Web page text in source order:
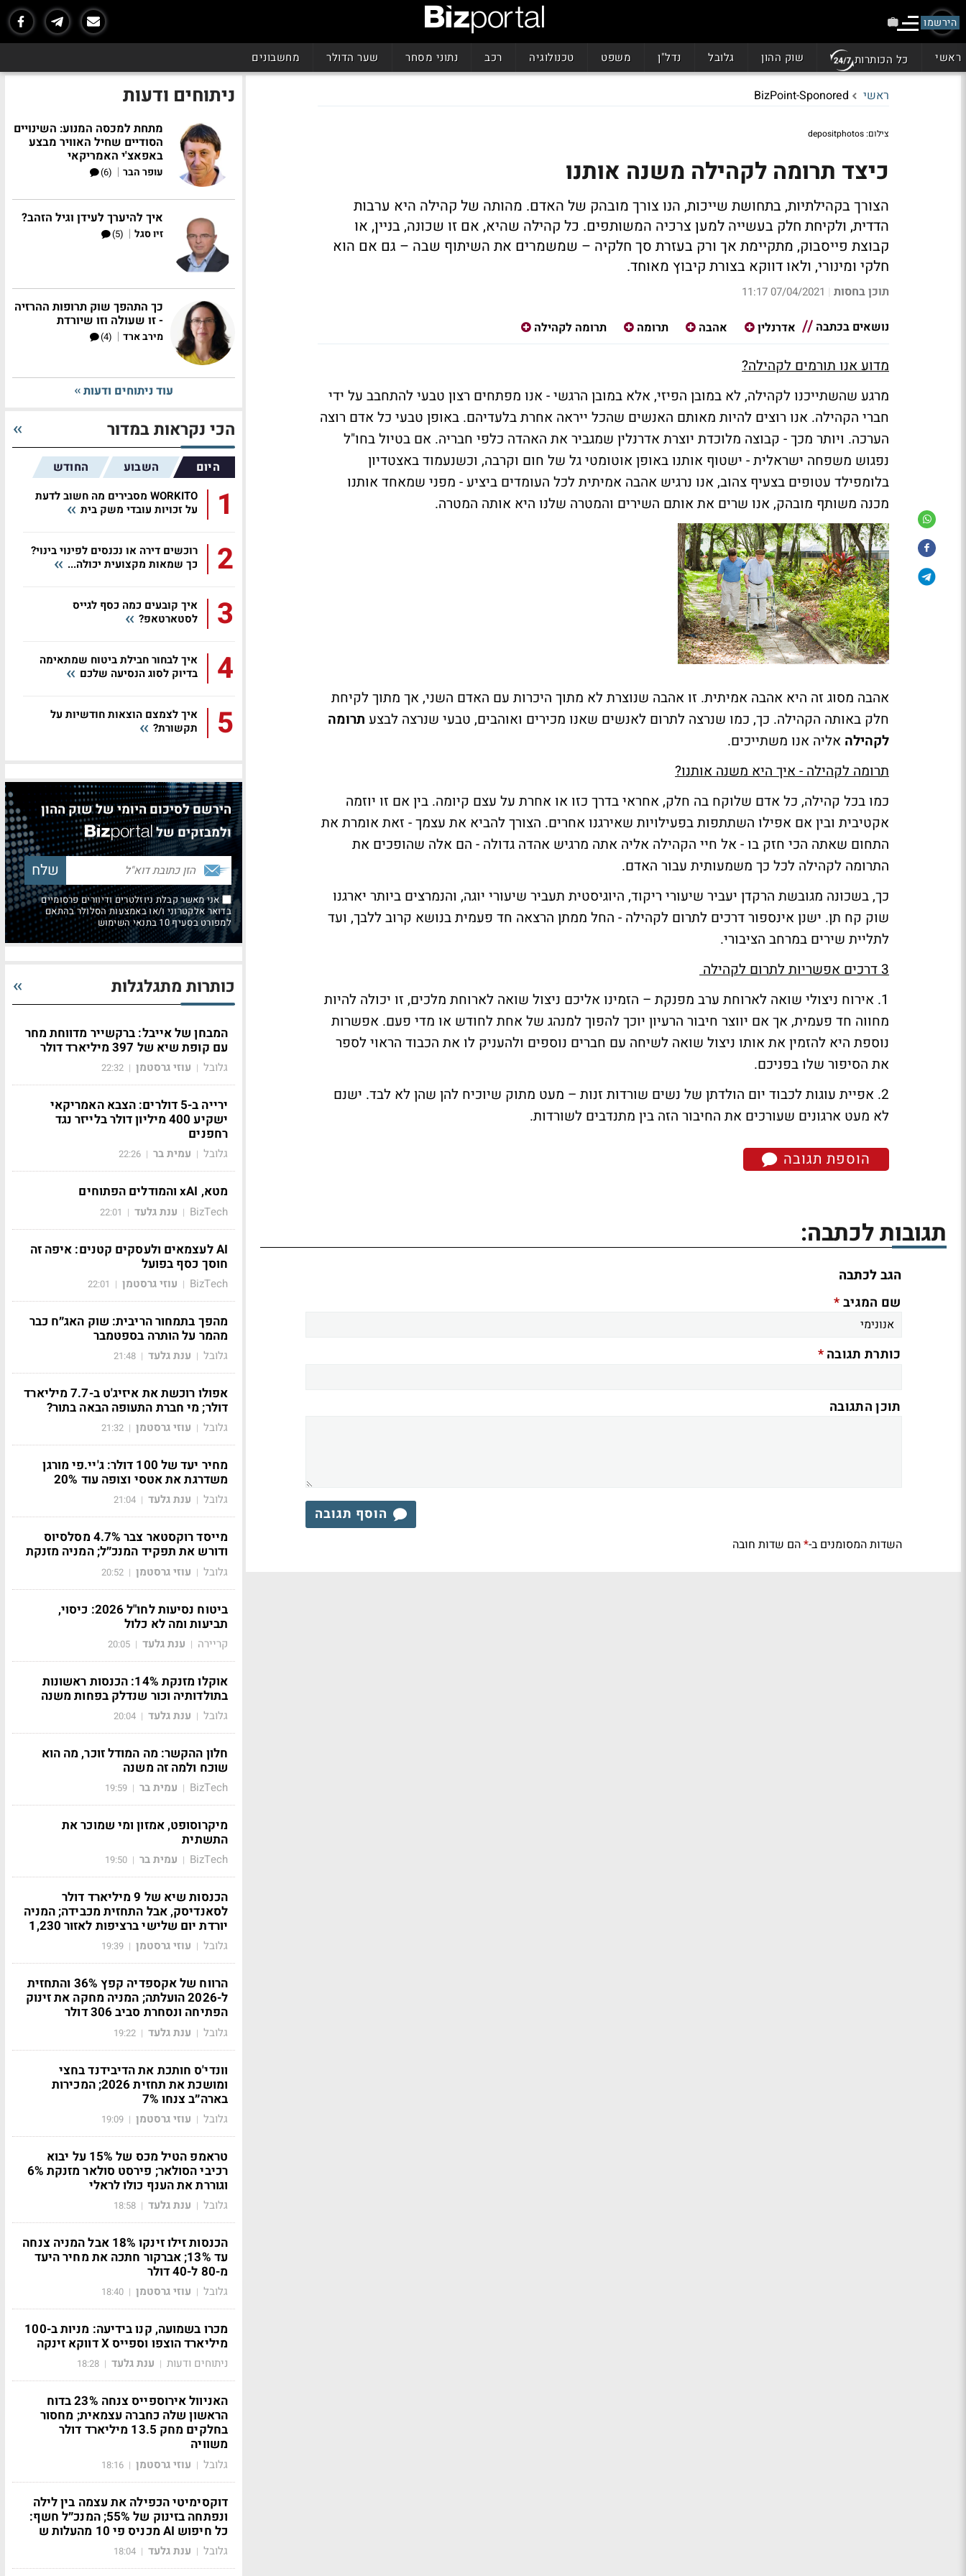
הירשמו
ראשי כל הכותרות שוק ההון גלובל נדל"ן משפט טכנולוגיה רכב נתוני מסחר שער הדולר מחשבונים
ראשי BizPoint-Sponored
צילום: depositphotos
כיצד תרומה לקהילה משנה אותנו
הצורך בקהילתיות, בתחושת שייכות, הנו צורך מובהק של האדם. מהותה של קהילה היא ערבות
הדדית, ולקיחת חלק בעשייה למען צרכיה המשותפים. כל קהילה שהיא, אם זו שכונה, בניין, או
קבוצת פייסבוק, מתקיימת אך ורק בעזרת סך חלקיה – שמשמרים את השיתוף שבה – גם אם הוא
חלקי ומינורי, ולאו דווקא בצורת קיבוץ מאוחד.
תוכן בחסות |
07/04/2021 11:17
נושאים בכתבה אדרנלין אהבה תרומה תרומה לקהילה
מדוע אנו תורמים לקהילה?
מרגע שהשתייכנו לקהילה, לא במובן הפיזי, אלא במובן הרגשי - אנו מפתחים רצון טבעי להתחבב על ידי
חברי הקהילה. אנו רוצים להיות מאותם האנשים שהכל ייראה אחרת בלעדיהם. באופן טבעי כל אדם רוצה
הערכה. ויותר מכך - קבוצה מלוכדת יוצרת אדרנלין שמגביר את האהדה כלפי חבריה. אם בטיול בחו"ל
נפגוש משפחה ישראלית - ישטוף אותנו באופן אוטומטי גל של חום וקרבה, וכשנעמוד באצטדיון
בלומפילד עטופים בצעיף צהוב, אנו נרגיש אהבה אמיתית לכל העומדים ביציע - מפני שמאחד אותנו
מכנה משותף מובהק, אנו שרים את אותם השירים והמטרה שלנו היא אותה המטרה.
אהבה מסוג זה היא אהבה אמיתית. זו אהבה שנוצרת לא מתוך היכרות עם האדם השני, אך מתוך לקיחת
חלק באותה הקהילה. כך, כמו שנרצה לתרום לאנשים שאנו מכירים ואוהבים, טבעי שנרצה לבצע תרומה
לקהילה אליה אנו משתייכים.
תרומה לקהילה - איך היא משנה אותנו?
כמו בכל קהילה, כל אדם שלוקח בה חלק, אחראי בדרך כזו או אחרת על עצם קיומה. בין אם זו יוזמה
אקטיבית ובין אם אפילו השתתפות בפעילויות שאירגנו אחרים. הצורך להביא את עצמך - זאת אומרת את
התחום שאתה הכי חזק בו - אל חיי הקהילה אליה אתה מרגיש אהדה גדולה - הם אלה שהופכים את
התרומה לקהילה לכל כך משמעותית עבור האדם.
כך, בשכונה מגובשת הרקדן יעביר שיעורי ריקוד, היוגיסטית תעביר שיעורי יוגה, והנמרצים ביותר יארגנו
שוק קח תן. ישנן אינספור דרכים לתרום לקהילה - החל ממתן הרצאה חד פעמית בנושא קרוב ללבך, ועד
לתליית שירים במרחב הציבורי.
3 דרכים אפשריות לתרום לקהילה
1. אירוח ניצולי שואה לארוחת ערב מפנקת – הזמינו אליכם ניצול שואה לארוחת מלכים, זו יכולה להיות
מחווה חד פעמית, אך אם יווצר חיבור הרעיון יוכך להפוך למנהג של אחת לחודש או מדי פעם. אפשרות
נוספת היא להזמין את אותו ניצול שואה לשיחה עם חברים נוספים ולהעניק לו את הכבוד הראוי לספר
את הסיפור שלו בפניכם.
2. אפיית עוגות לכבוד יום הולדתן של נשים שורדות זנות – מעט מתוק שיוכיח להן שהן לא לבד. ישנם
לא מעט ארגונים שעורכים את החיבור הזה בין מתנדבים לשורדות.
הוספת תגובה
תגובות לכתבה:
הגב לכתבה
שם המגיב*
כותרת תגובה*
תוכן התגובה
הוסף תגובה
השדות המסומנים ב-*הם שדות חובה
ניתוחים ודעות
מתחת למכסה המנוע: השינויים
הסודיים שחיל האוויר מבצע
באפאצ'י האמריקאי
עופר הבר |
(6)
איך להיערך לעידן וגיל הזהב?
זיו סגל |
(5)
כך התהפך שוק תרופות ההרזיה
- זו שעולה וזו שיורדת
מירב ארד |
(4)
עוד ניתוחים ודעות
הכי נקראות במדור
היום השבוע החודש
1
WORKITO מסבירים מה חשוב לדעת
על זכויות עובדי משק בית
2
רוכשים דירה או נכנסים לפינוי בינוי?
כך שמאות מקצועית יכולה...
3
איך קובעים כמה כסף לגייס
לסטארטאפ?
4
איך לבחור חבילת ביטוח שמתאימה
בדיוק לסוג הנסיעה שלכם
5
איך לצמצם הוצאות חודשיות על
תקשורת?
הירשם לסיכום היומי של שוק ההון
ולמבזקים של
אני מאשר קבלת ניוזלטרים ודיוורים פרסומיים
בדואר אלקטרוני ו/או באמצעות הסלולר בהתאם
למפורט בסעיף 10 בתנאי השימוש
כותרות מתגלגלות
המבחן של אייבל: ברקשייר מדווחת מחר
עם קופת שיא של 397 מיליארד דולר
גלובל | עוזי גרסטמן |
22:32
ירייה ב-5 דולרים: הצבא האמריקאי
ישקיע 400 מיליון דולר בלייזר נגד
רחפנים
גלובל | עמית בר |
22:26
מטא, xAI והמודלים הפתוחים
BizTech
| ענת גלעד |
22:01
AI לעצמאים ולעסקים קטנים: איפה זה
חוסך כסף בפועל
BizTech
| עוזי גרסטמן |
22:01
מהפך בתמחור הריבית: שוק האג״ח כבר
מהמר על הותרה בספטמבר
גלובל | ענת גלעד |
21:48
אפולו רוכשת את איזיג'ט ב-7.7 מיליארד
דולר; מי חברת התעופה הבאה בתור?
גלובל | עוזי גרסטמן |
21:32
מחיר יעד של 100 דולר: ג'יי.פי מורגן
משדרגת את אטסי וצופה עוד 20%
גלובל | ענת גלעד |
21:04
מייסד רוקסטאר צבר 4.7% מסלסיוס
ודורש את תפקיד המנכ״ל; המניה מזנקת
גלובל | עוזי גרסטמן |
20:52
ביטוח נסיעות לחו"ל 2026: כיסוי,
תביעות ומה לא כלול
קריירה | ענת גלעד |
20:05
אוקלו מזנקת 14%: הכנסות ראשונות
בתולדותיה וכור שנדלק בפחות משנה
גלובל | ענת גלעד |
20:04
חלון ההקשר: מה המודל זוכר, מה הוא
שוכח ולמה זה משנה
BizTech
| עמית בר |
19:59
מיקרוסופט, אמזון ומי שמוכר את
התשתית
BizTech
| עמית בר |
19:50
הכנסות שיא של 9 מיליארד דולר
לסאנדיסק, אבל התחזית מכבידה; המניה
יורדת יום שלישי ברציפות לאזור 1,230
גלובל | עוזי גרסטמן |
19:39
הרווח של אקספדיה קפץ 36% והתחזית
ל-2026 הועלתה; המניה מחקה את זינוק
הפתיחה ונסחרת סביב 306 דולר
גלובל | ענת גלעד |
19:22
וונדי'ס חותכת את הדיבידנד בחצי
ומושכת את תחזית 2026; המכירות
בארה״ב צנחו 7%
גלובל | עוזי גרסטמן |
19:09
טראמפ הטיל מכס של 15% על יבוא
רכיבי הסולאר; פירסט סולאר מזנקת 6%
וגוררת את הענף כולו לראלי
גלובל | ענת גלעד |
18:58
הכנסות זילו זינקו 18% אבל המניה צנחה
עד 13%; אברקור חתכה את מחיר היעד
מ-80 ל-40 דולר
גלובל | עוזי גרסטמן |
18:40
מכרו בשמועה, קנו בידיעה: מניות ב-100
מיליארד הוצפו וספייס X דווקא זינקה
ניתוחים ודעות | ענת גלעד |
18:28
האניוול אירוספייס צנחה 23% בדוח
הראשון שלה כחברה עצמאית; מחסור
בחלקים מחק 13.5 מיליארד דולר
משוויה
גלובל | עוזי גרסטמן |
18:16
דוקסימיטי הכפילה את עצמה בין לילה
ונפתחה בזינוק של 55%; המנכ״ל חשף:
כל חיפוש AI מכניס פי 10 מהעלות ש
גלובל | ענת גלעד |
18:04